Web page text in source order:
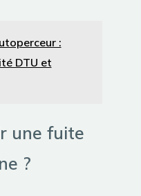
:
DTU et
une fuite
?